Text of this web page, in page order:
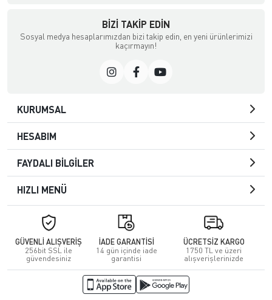
BIZI TAKIP EDIN
Sosyal medya hesaplarımızdan bizi takip edin, en yeni ürünlerimizi
kaçırmayın!
KURUMSAL
HESABIM
FAYDALI BİLGİLER
HIZLI MENÜ
GÜVENLİ ALIŞVERİŞ
256bit SSL ile
güvendesiniz
İADE GARANTİSİ
14 gün içinde iade
garantisi
ÜCRETSİZ KARGO
1750 TL ve üzeri
alışverişlerinizde